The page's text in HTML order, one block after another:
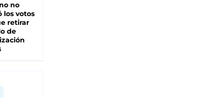
no
los votos
retirar
de